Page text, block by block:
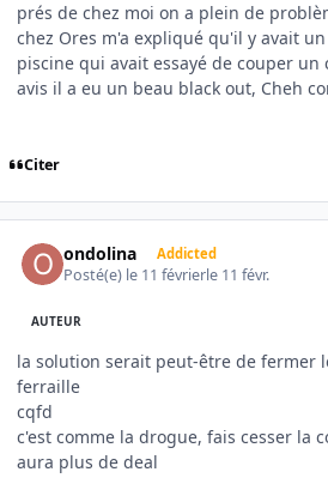
prés de chez moi on a plein de
chez Ores m'a expliqué qu'il y avait
piscine qui avait essayé de couper un
avis il a eu un beau black out, Cheh
Citer
ondolina Addicted
Posté(e) le 11 févrierle 11 févr.
AUTEUR
la solution serait peut-être de fermer
ferraille
cqfd
c'est comme la drogue, fais cesser la
aura plus de deal